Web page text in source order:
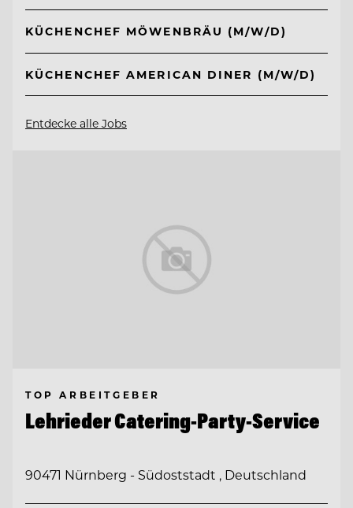
KÜCHENCHEF MÖWENBRÄU (M/W/D)
KÜCHENCHEF AMERICAN DINER (M/W/D)
Entdecke alle Jobs
TOP ARBEITGEBER
Lehrieder Catering-Party-Service
90471 Nürnberg - Südoststadt , Deutschland